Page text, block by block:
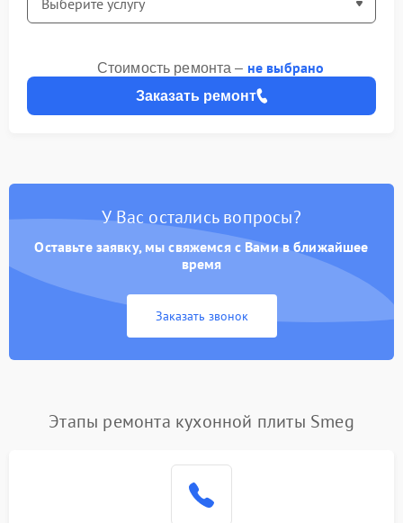
Заказать ремонт
Стоимость ремонта – не выбрано
У Вас остались вопросы?
Оставьте заявку, мы свяжемся с Вами в ближайшее
время
Заказать звонок
Этапы ремонта кухонной плиты Smeg